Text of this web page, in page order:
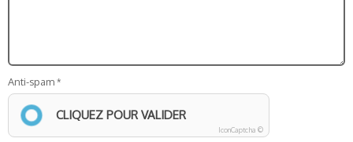
Anti-spam
CLIQUEZ POUR VALIDER
IconCaptcha ©